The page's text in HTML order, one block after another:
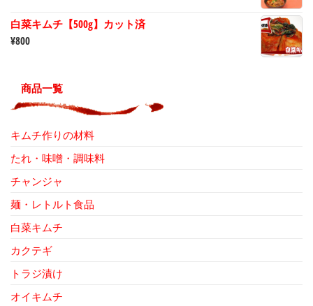
白菜キムチ【500g】カット済
¥800
商品一覧
キムチ作りの材料
たれ・味噌・調味料
チャンジャ
麺・レトルト食品
白菜キムチ
カクテギ
トラジ漬け
オイキムチ